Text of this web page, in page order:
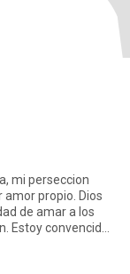
mi perseccion
propio. Dios
de amar a los
Estoy convencida